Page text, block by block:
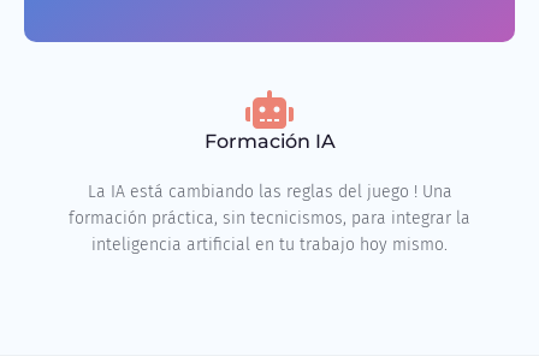
Formación IA
La IA está cambiando las reglas del juego ! Una
formación práctica, sin tecnicismos, para integrar la
inteligencia artificial en tu trabajo hoy mismo.